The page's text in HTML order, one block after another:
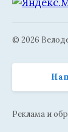
© 2026
Реклама и